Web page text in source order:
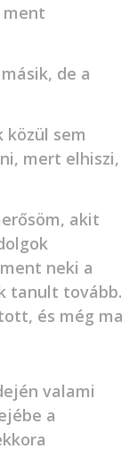
ment
de a
közül sem
mert elhiszi,
akit
neki a
tanult tovább.
és még ma
valami
a